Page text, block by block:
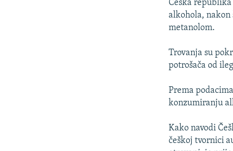
Češka
alkohola, nakon
metanolom.
Trovanja su
potrošača od
Prema
konzumiranju
Kako navodi
češkoj tvornici